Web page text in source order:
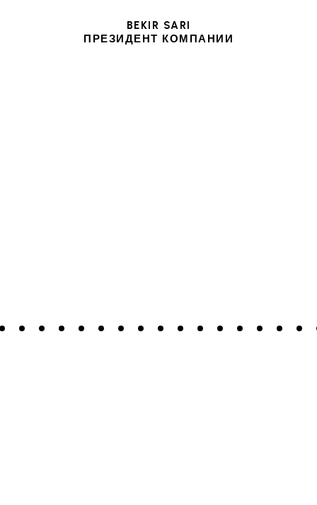
BEKIR SARI
ПРЕЗИДЕНТ КОМПАНИИ